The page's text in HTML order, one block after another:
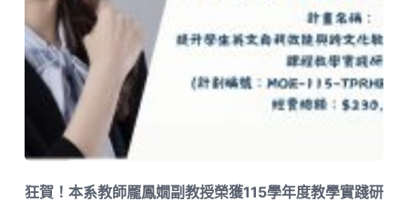
狂賀！本系教師龎鳳嫺副教授榮獲115學年度教學實踐研